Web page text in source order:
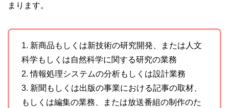
まります。
1. 新商品もしくは新技術の研究開発、または人文
科学もしくは自然科学に関する研究の業務
2. 情報処理システムの分析もしくは設計業務
3. 新聞もしくは出版の事業における記事の取材、
もしくは編集の業務、または放送番組の制作のた